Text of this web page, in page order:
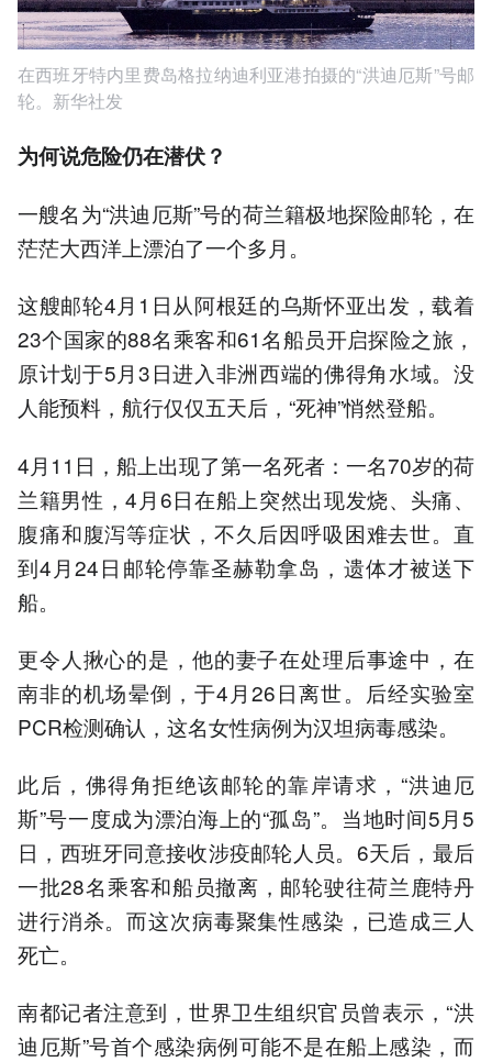
在西班牙特内里费岛格拉纳迪利亚港拍摄的“洪迪厄斯”号邮
轮。新华社发
为何说危险仍在潜伏？
一艘名为“洪迪厄斯”号的荷兰籍极地探险邮轮，在
茫茫大西洋上漂泊了一个多月。
这艘邮轮4月1日从阿根廷的乌斯怀亚出发，载着
23个国家的88名乘客和61名船员开启探险之旅，
原计划于5月3日进入非洲西端的佛得角水域。没
人能预料，航行仅仅五天后，“死神”悄然登船。
4月11日，船上出现了第一名死者：一名70岁的荷
兰籍男性，4月6日在船上突然出现发烧、头痛、
腹痛和腹泻等症状，不久后因呼吸困难去世。直
到4月24日邮轮停靠圣赫勒拿岛，遗体才被送下
船。
更令人揪心的是，他的妻子在处理后事途中，在
南非的机场晕倒，于4月26日离世。后经实验室
PCR检测确认，这名女性病例为汉坦病毒感染。
此后，佛得角拒绝该邮轮的靠岸请求，“洪迪厄
斯”号一度成为漂泊海上的“孤岛”。当地时间5月5
日，西班牙同意接收涉疫邮轮人员。6天后，最后
一批28名乘客和船员撤离，邮轮驶往荷兰鹿特丹
进行消杀。而这次病毒聚集性感染，已造成三人
死亡。
南都记者注意到，世界卫生组织官员曾表示，“洪
迪厄斯”号首个感染病例可能不是在船上感染，而